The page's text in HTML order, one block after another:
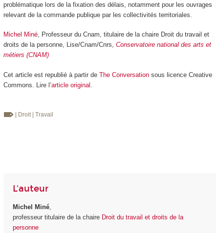
problématique lors de la fixation des délais, notamment pour les ouvrages
relevant de la commande publique par les collectivités territoriales.
Michel Miné, Professeur du Cnam, titulaire de la chaire Droit du travail et
droits de la personne, Lise/Cnam/Cnrs, Conservatoire national des arts et
métiers (CNAM)
Cet article est republié à partir de The Conversationsous licence Creative
Commons. Lire l’article original
| Droit | Travail
L'auteur
Michel Miné,
professeur titulaire de la chaire Droit du travail et droits de la
personne